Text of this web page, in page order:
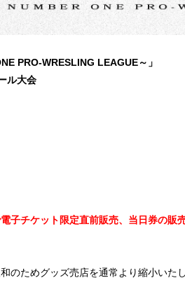
PRO-WRESLING LEAGUE～ 」
ル大会
子チケット限定直前販売、当日券の販
のためグッズ売店を通常より縮小いた